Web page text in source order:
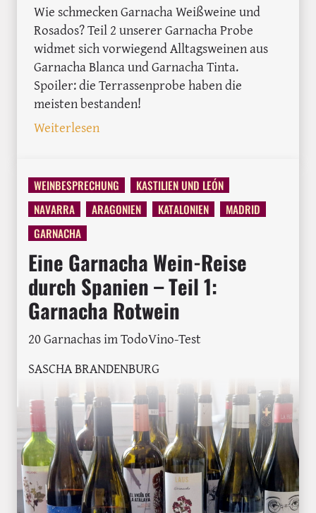
Wie schmecken Garnacha Weißweine und
Rosados? Teil 2 unserer Garnacha Probe
widmet sich vorwiegend Alltagsweinen aus
Garnacha Blanca und Garnacha Tinta.
Spoiler: die Terrassenprobe haben die
meisten bestanden!
Weiterlesen: Frühlingsgefühle: Garnacha
WEINBESPRECHUNG
KASTILIEN UND LEÓN
NAVARRA
ARAGONIEN KATALONIEN
MADRID
GARNACHA
Eine Garnacha Wein-Reise
durch Spanien – Teil 1:
Garnacha Rotwein
20 Garnachas im TodoVino-Test
SASCHA BRANDENBURG